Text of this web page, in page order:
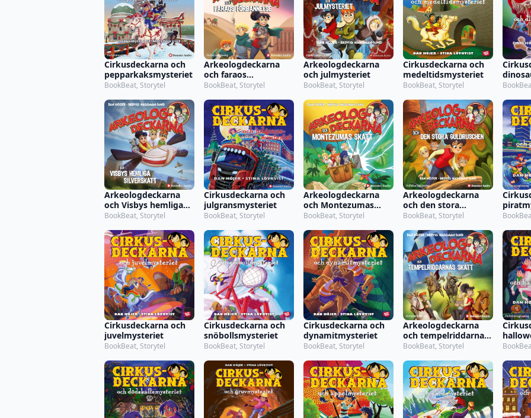
Cirkusdeckarna och
pepparkaksmysteriet
BookBeat, Storytel
Arkeologdeckarna
och faraos
förbannelse
BookBeat, Storytel
Arkeologdeckarna
och julmysteriet
BookBeat, Storytel
Cirkusdeckarna och
medeltidsmysteriet
BookBeat, Storytel
Arkeologdeckarna
och Visbys hemliga
silverskatt
BookBeat, Storytel
Cirkusdeckarna och
julgransmysteriet
BookBeat, Storytel
Arkeologdeckarna
och Montezumas
skatt
BookBeat, Storytel
Arkeologdeckarna
och den stora
guldruschen
BookBeat, Storytel
Cirkusdeckarna och
juvelmysteriet
BookBeat, Storytel
Cirkusdeckarna och
snöbollsmysteriet
BookBeat, Storytel
Cirkusdeckarna och
dynamitmysteriet
BookBeat, Storytel
Arkeologdeckarna
och tempelriddarnas
skatt
BookBeat, Storytel